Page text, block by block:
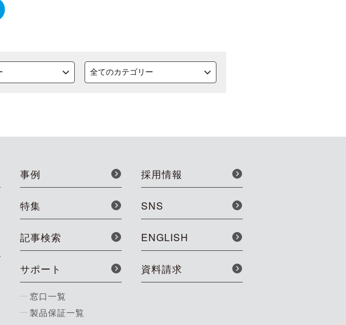
事例
特集
記事検索
サポート
窓口一覧
製品保証一覧
採用情報
SNS
ENGLISH
資料請求